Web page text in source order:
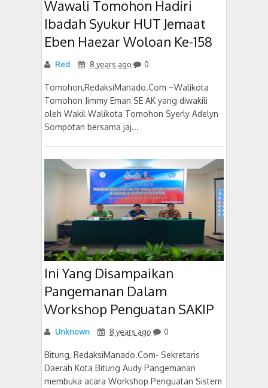
Wawali Tomohon Hadiri
Ibadah Syukur HUT Jemaat
Eben Haezar Woloan Ke-158
Red 8 years ago 0
Tomohon,RedaksiManado.Com ~Walikota
Tomohon Jimmy Eman SE AK yang diwakili
oleh Wakil Walikota Tomohon Syerly Adelyn
Sompotan bersama jaj...
Ini Yang Disampaikan
Pangemanan Dalam
Workshop Penguatan SAKIP
Unknown 8 years ago 0
Bitung, RedaksiManado.Com- Sekretaris
Daerah Kota Bitung Audy Pangemanan
membuka acara Workshop Penguatan Sistem